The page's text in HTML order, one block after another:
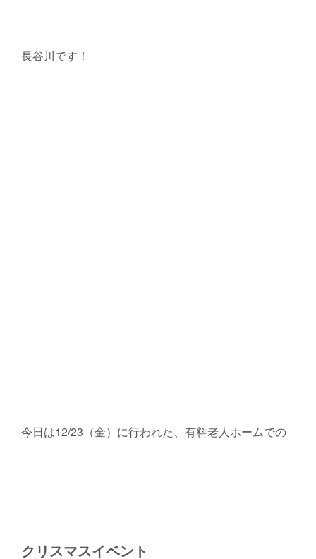
長谷川です！
今日は12/23（金）に行われた、有料老人ホームでの
クリスマスイベント